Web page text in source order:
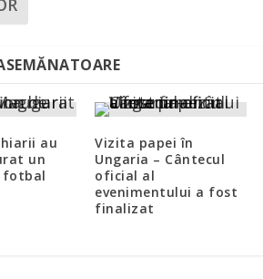
au
un
fotbal
Vizita papei în
Ungaria – Cântecul
oficial al
evenimentului a fost
finalizat